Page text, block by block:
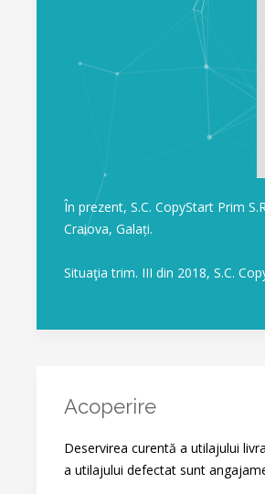
În prezent, S.C. CopyStart Prim
Craiova, Galați.
Situaţia trim. III din 2018, S.C.
Acoperire
Deservirea curentă a utilajului
a utilajului defectat sunt